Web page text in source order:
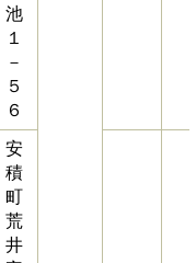
池
１
－
５
６
安
積
町
荒
井